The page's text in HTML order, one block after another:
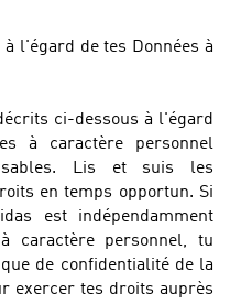
l'égard de tes Données à
ci-dessous à l'égard
à caractère personnel
Lis et suis les
en temps opportun. Si
est indépendamment
caractère personnel, tu
de confidentialité de la
exercer tes droits auprès